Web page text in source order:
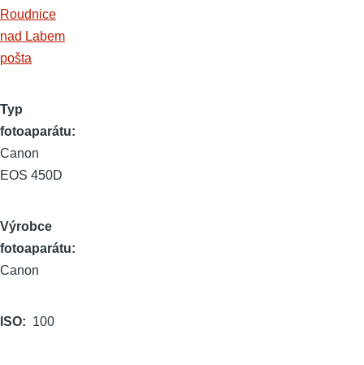
Roudnice
nad Labem
pošta
Typ
fotoaparátu
Canon
EOS 450D
Výrobce
fotoaparátu
Canon
ISO 100